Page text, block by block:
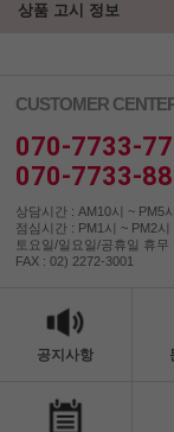
상품 고시 정보
CUSTOMER
070-7733-
070-7733-
상담시간 : AM10시 ~ PM5시
점심시간 : PM1시 ~ PM2시
토요일/일요일/공휴일 휴무
FAX : 02) 2272-3001
공지사항